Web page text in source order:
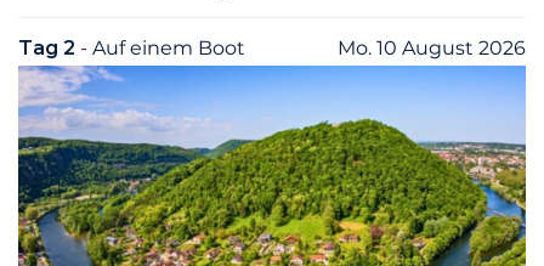
Tag 2 - Auf einem Boot Mo. 10 August 2026